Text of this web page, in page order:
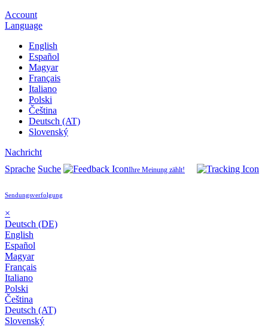
Account
Language
English
Español
Magyar
Français
Italiano
Polski
Čeština
Deutsch (AT)
Slovenský
Nachricht
Sprache Suche Ihre Meinung zählt!
Sendungsverfolgung
×
Deutsch (DE)
English
Español
Magyar
Français
Italiano
Polski
Čeština
Deutsch (AT)
Slovenský